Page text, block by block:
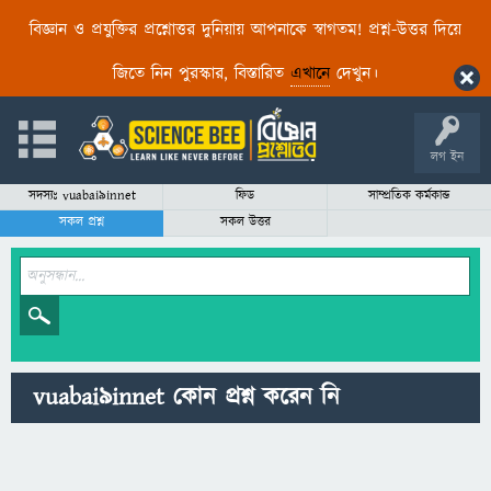
বিজ্ঞান ও প্রযুক্তির প্রশ্নোত্তর দুনিয়ায় আপনাকে স্বাগতম! প্রশ্ন-উত্তর দিয়ে
জিতে নিন পুরস্কার, বিস্তারিত এখানেদেখুন।
লগ ইন
সদস্যঃ vuabai9innet ফিড
সাম্প্রতিক কর্মকান্ড
সকল প্রশ্ন
সকল উত্তর
vuabai9innet কোন প্রশ্ন করেন নি